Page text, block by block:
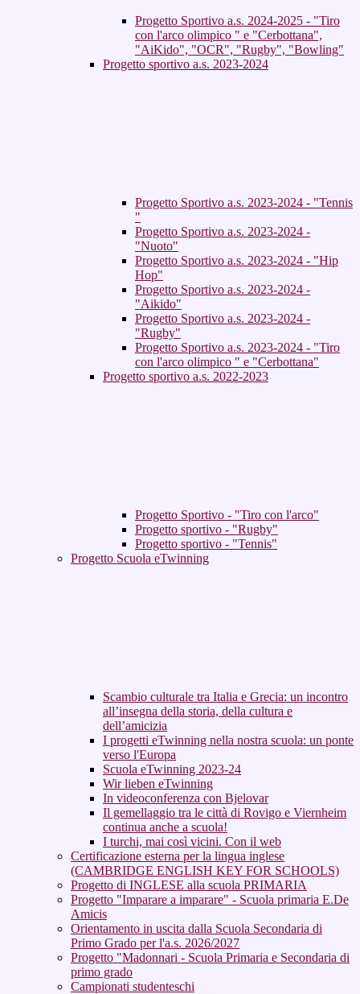
Progetto Sportivo a.s. 2024-2025 - "Tiro
con l'arco olimpico " e "Cerbottana",
"AiKido", "OCR", "Rugby", "Bowling"
Progetto sportivo a.s. 2023-2024
Progetto Sportivo a.s. 2023-2024 - "Tennis
"
Progetto Sportivo a.s. 2023-2024 -
"Nuoto"
Progetto Sportivo a.s. 2023-2024 - "Hip
Hop"
Progetto Sportivo a.s. 2023-2024 -
"Aikido"
Progetto Sportivo a.s. 2023-2024 -
"Rugby"
Progetto Sportivo a.s. 2023-2024 - "Tiro
con l'arco olimpico " e "Cerbottana"
Progetto sportivo a.s. 2022-2023
Progetto Sportivo - "Tiro con l'arco"
Progetto sportivo - "Rugby"
Progetto sportivo - "Tennis"
Progetto Scuola eTwinning
Scambio culturale tra Italia e Grecia: un incontro
all’insegna della storia, della cultura e
dell’amicizia
I progetti eTwinning nella nostra scuola: un ponte
verso l'Europa
Scuola eTwinning 2023-24
Wir lieben eTwinning
In videoconferenza con Bjelovar
Il gemellaggio tra le città di Rovigo e Viernheim
continua anche a scuola!
I turchi, mai così vicini. Con il web
Certificazione esterna per la lingua inglese
(CAMBRIDGE ENGLISH KEY FOR SCHOOLS)
Progetto di INGLESE alla scuola PRIMARIA
Progetto "Imparare a imparare" - Scuola primaria E.De
Amicis
Orientamento in uscita dalla Scuola Secondaria di
Primo Grado per l'a.s. 2026/2027
Progetto "Madonnari - Scuola Primaria e Secondaria di
primo grado
Campionati studenteschi